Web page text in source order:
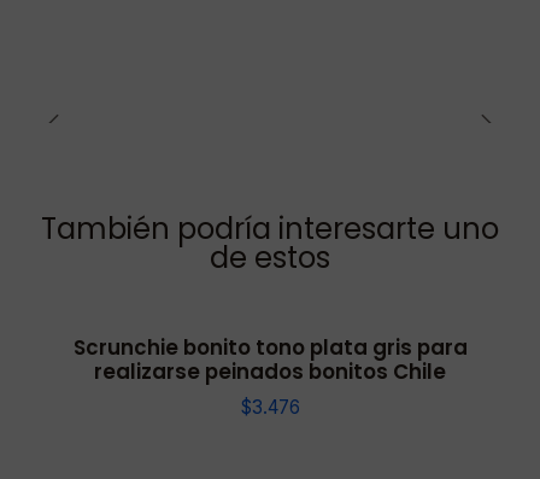
También podría interesarte uno
de estos
Scrunchie bonito tono plata gris para
realizarse peinados bonitos Chile
$3.476